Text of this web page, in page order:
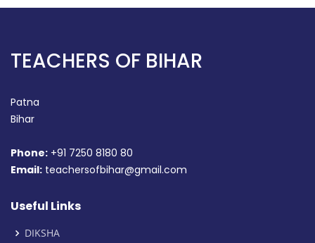
TEACHERS OF BIHAR
Patna
Bihar
Phone: +91 7250 8180 80
Email: teachersofbihar@gmail.com
Useful Links
DIKSHA